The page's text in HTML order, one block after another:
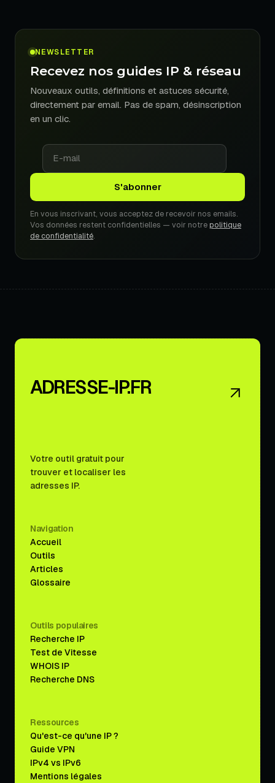
NEWSLETTER
Recevez nos guides IP & réseau
Nouveaux outils, définitions et astuces sécurité,
directement par email. Pas de spam, désinscription
en un clic.
En vous inscrivant, vous acceptez de recevoir nos emails.
Vos données restent confidentielles — voir notrepolitique
de confidentialité.
ADRESSE-IP.FR
Votre outil gratuit pour
trouver et localiser les
adresses IP.
Navigation
Accueil
Outils
Articles
Glossaire
Outils populaires
Recherche IP
Test de Vitesse
WHOIS IP
Recherche DNS
Ressources
Qu'est-ce qu'une IP ?
Guide VPN
IPv4 vs IPv6
Mentions légales